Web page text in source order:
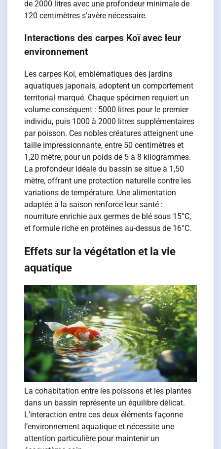
de 2000 litres avec une profondeur minimale de
120 centimètres s’avère nécessaire.
Interactions des carpes Koï avec leur
environnement
Les carpes Koï, emblématiques des jardins
aquatiques japonais, adoptent un comportement
territorial marqué. Chaque spécimen requiert un
volume conséquent : 5000 litres pour le premier
individu, puis 1000 à 2000 litres supplémentaires
par poisson. Ces nobles créatures atteignent une
taille impressionnante, entre 50 centimètres et
1,20 mètre, pour un poids de 5 à 8 kilogrammes.
La profondeur idéale du bassin se situe à 1,50
mètre, offrant une protection naturelle contre les
variations de température. Une alimentation
adaptée à la saison renforce leur santé :
nourriture enrichie aux germes de blé sous 15°C,
et formule riche en protéines au-dessus de 16°C.
Effets sur la végétation et la vie
aquatique
La cohabitation entre les poissons et les plantes
dans un bassin représente un équilibre délicat.
L’interaction entre ces deux éléments façonne
l’environnement aquatique et nécessite une
attention particulière pour maintenir un